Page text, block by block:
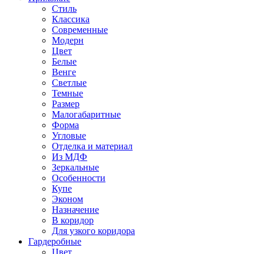
Стиль
Классика
Современные
Модерн
Цвет
Белые
Венге
Светлые
Темные
Размер
Малогабаритные
Форма
Угловые
Отделка и материал
Из МДФ
Зеркальные
Особенности
Купе
Эконом
Назначение
В коридор
Для узкого коридора
Гардеробные
Цвет